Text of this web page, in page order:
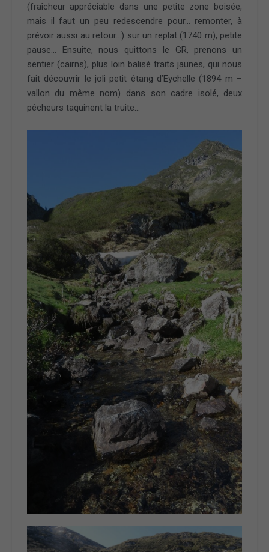
(fraîcheur appréciable dans une petite zone boisée,
mais il faut un peu redescendre pour… remonter, à
prévoir aussi au retour…) sur un replat (1740 m), petite
pause… Ensuite, nous quittons le GR, prenons un
sentier (cairns), plus loin balisé traits jaunes, qui nous
fait découvrir le joli petit étang d’Eychelle (1894 m –
vallon du même nom) dans son cadre isolé, deux
pêcheurs taquinent la truite…